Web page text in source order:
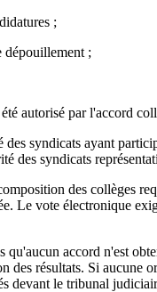
;
dépouillement ;
autorisé par l'accord
syndicats ayant
des syndicats
des collèges
Le vote électronique
accord n'est
des résultats. Si
devant le tribunal